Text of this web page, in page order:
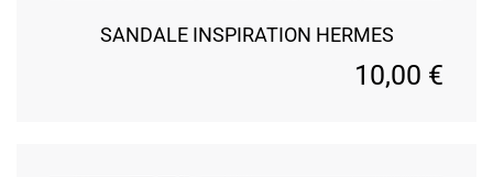
SANDALE INSPIRATION HERMES
10,00 €